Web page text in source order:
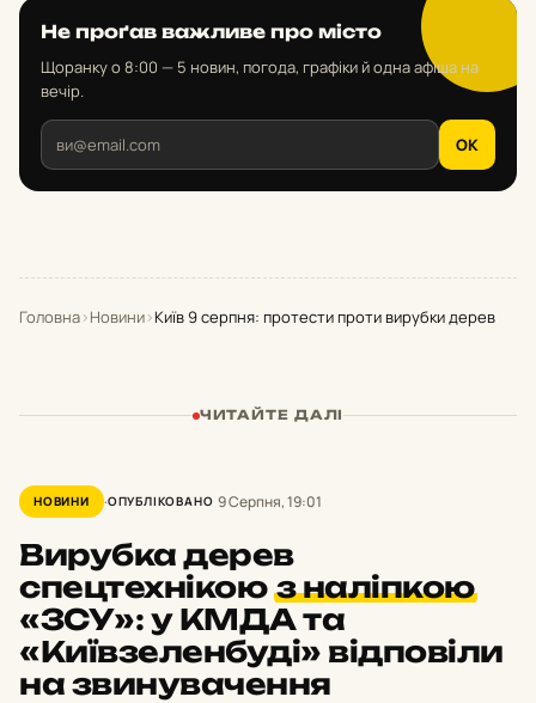
Не проґав важливе про місто
Щоранку о 8:00 — 5 новин, погода, графіки й одна афіша на
вечір.
OK
Головна›Новини›Київ 9 серпня: протести проти вирубки дерев
ЧИТАЙТЕ ДАЛІ
НОВИНИ ОПУБЛІКОВАНО 9 Серпня, 19:01
Вирубка дерев
спецтехнікою з наліпкою
«ЗСУ»: у КМДА та
«Київзеленбуді» відповіли
на звинувачення